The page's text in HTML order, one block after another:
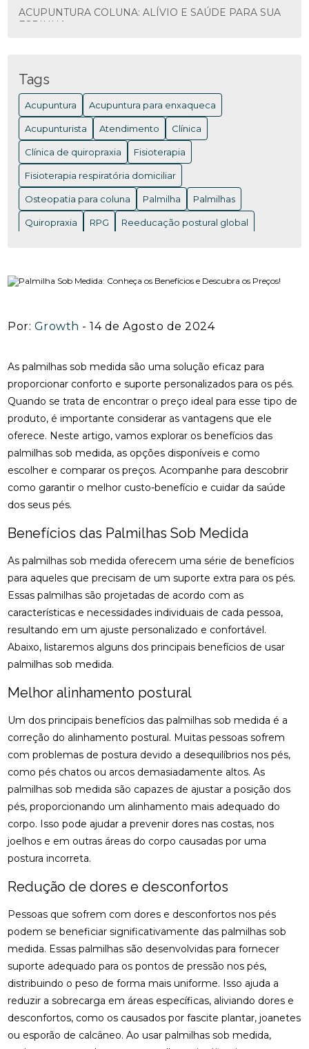
Por: Growth - 14 de Agosto de 2024
As palmilhas sob medida são uma solução eficaz para
proporcionar conforto e suporte personalizados para os pés.
Quando se trata de encontrar o preço ideal para esse tipo de
produto, é importante considerar as vantagens que ele
oferece. Neste artigo, vamos explorar os benefícios das
palmilhas sob medida, as opções disponíveis e como
escolher e comparar os preços. Acompanhe para descobrir
como garantir o melhor custo-benefício e cuidar da saúde
dos seus pés.
Benefícios das Palmilhas Sob Medida
As palmilhas sob medida oferecem uma série de benefícios
para aqueles que precisam de um suporte extra para os pés.
Essas palmilhas são projetadas de acordo com as
características e necessidades individuais de cada pessoa,
resultando em um ajuste personalizado e confortável.
Abaixo, listaremos alguns dos principais benefícios de usar
palmilhas sob medida.
Melhor alinhamento postural
Um dos principais benefícios das palmilhas sob medida é a
correção do alinhamento postural. Muitas pessoas sofrem
com problemas de postura devido a desequilíbrios nos pés,
como pés chatos ou arcos demasiadamente altos. As
palmilhas sob medida são capazes de ajustar a posição dos
pés, proporcionando um alinhamento mais adequado do
corpo. Isso pode ajudar a prevenir dores nas costas, nos
joelhos e em outras áreas do corpo causadas por uma
postura incorreta.
Redução de dores e desconfortos
Pessoas que sofrem com dores e desconfortos nos pés
podem se beneficiar significativamente das palmilhas sob
medida. Essas palmilhas são desenvolvidas para fornecer
suporte adequado para os pontos de pressão nos pés,
distribuindo o peso de forma mais uniforme. Isso ajuda a
reduzir a sobrecarga em áreas específicas, aliviando dores e
desconfortos, como os causados por fascite plantar, joanetes
ou esporão de calcâneo. Ao usar palmilhas sob medida,
ACUPUNTURA COLUNA: ALÍVIO E SAÚDE PARA SUA
ESPINHA
ACUPUNTURA COLUNA: BENEFÍCIOS E COMO
FUNCIONA PARA ALIVIAR DORES
ACUPUNTURA EM NITERÓI: BENEFÍCIOS E ONDE
ENCONTRAR OS MELHORES PROFISSIONAIS
ACUPUNTURA EM NITERÓI: BENEFÍCIOS QUE VOCÊ
PRECISA CONHECER
ACUPUNTURA EM NITERÓI: DESCUBRA OS
BENEFÍCIOS DESSA TERAPIA MILENAR
BENEFÍCIOS E ENCONTRE OS MELHORES
INCRÍVEIS PARA ALÍVIO
ACUPUNTURA PARA ALIVIAR A DOR DO NERVO
CIÁTICO E MELHORAR A QUALIDADE DE VIDA
ACUPUNTURA PARA ALIVIAR DOR NO NERVO
CIÁTICO
ACUPUNTURA PARA ALIVIAR NERVO CIÁTICO
ACUPUNTURA PARA COLUNA: COMO ALIVIAR
DORES E PROMOVER A SAÚDE
MELHORA A QUALIDADE DE VIDA
ACUPUNTURA PARA ENXAQUECA: ALIVIE SUAS
DORES COM ESTA ABORDAGEM NATURAL
ACUPUNTURA PARA ENXAQUECA: ALÍVIO EFICAZ
ACUPUNTURA PARA ENXAQUECA: ALÍVIO NATURAL
ACUPUNTURA PARA NERVO CIÁTICO: ALÍVIO EFICAZ
PARA DOR E MELHORA DA MOBILIDADE
NATURAL E EFICAZ
ACUPUNTURA PERTO DE MIM: ENCONTRE O
MELHOR ATENDIMENTO NA SUA REGIÃO
ACUPUNTURA PERTO DE MIM: ENCONTRE O
MELHOR ATENDIMENTO PARA SEU BEM-ESTAR
ONDE ENCONTRAR
ACUPUNTURA: BENEFÍCIOS E APLICAÇÕES PARA
SUA SAÚDE
BENEFÍCIOS DA ACUPUNTURA PARA SAÚDE
BENEFÍCIOS DA ACUPUNTURA RJ PARA SAÚDE E
BEM-ESTAR
Tags
Acupuntura Acupuntura para enxaqueca
Acupunturista Atendimento Clínica
Clínica de quiropraxia Fisioterapia
Fisioterapia respiratória domiciliar
Osteopatia para coluna Palmilha Palmilhas
Quiropraxia RPG Reeducação postural global
fisioterapia na reabilitação vestibular fisioterapia ocular
fisioterapia para labirinto
onde fazer fisioterapia respiratória osteopatia RJ
osteopatia cervical osteopatia coluna
osteopatia hérnia de disco osteopatia nervo ciático
palmilha fascite plantar preço
palmilha ortopedica preço palmilha para pé chato
palmilha sob medida preço quiropraxia
quiropraxia RJ quiropraxia cervical
quiropraxia nervo ciático
quiropraxia para joelho quiropraxia para nervo ciático
quiropraxia perto
rpg escoliose